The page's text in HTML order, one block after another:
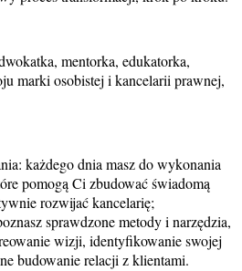
mentorka, edukatorka,
marki osobistej i kancelarii prawnej,
każdego dnia masz do wykonania
pomogą Ci zbudować świadomą
rozwijać kancelarię;
sprawdzone metody i narzędzia,
wizji, identyfikowanie swojej
budowanie relacji z klientami.